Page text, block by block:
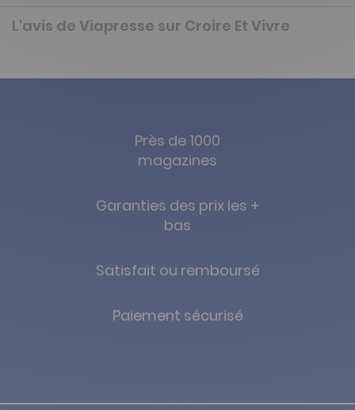
L'avis de Viapresse sur Croire Et Vivre
Près de 1000
magazines
Garanties des prix les +
bas
Satisfait ou remboursé
Paiement sécurisé